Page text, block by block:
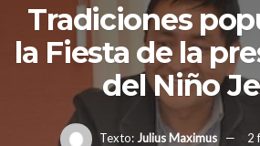
Tradiciones
la Fiesta de la
del Niño
Texto: Julius Maximus 2